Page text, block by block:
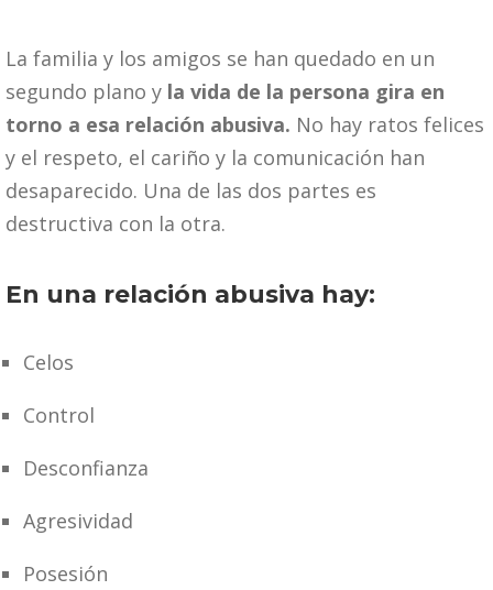
La familia y los amigos se han quedado en un
segundo plano y la vida de la persona gira en
torno a esa relación abusiva. No hay ratos felices
y el respeto, el cariño y la comunicación han
desaparecido. Una de las dos partes es
destructiva con la otra.
En una relación abusiva hay:
Celos
Control
Desconfianza
Agresividad
Posesión